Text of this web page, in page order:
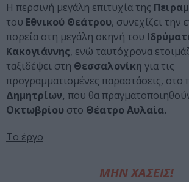
Η περσινή μεγάλη επιτυχία της
του Εθνικού Θεάτρου, συνεχίζει την
πορεία στη μεγάλη σκηνή του
Κακογιάννης, ενώ ταυτόχρονα
ταξιδέψει στη Θεσσαλονίκη για τις
προγραμματισμένες παραστάσεις, στο
Δημητρίων, που θα
Οκτωβρίου στο Θέατρο Αυλαία.
Το έργο
ΜΗΝ ΧΑΣΕΙΣ!